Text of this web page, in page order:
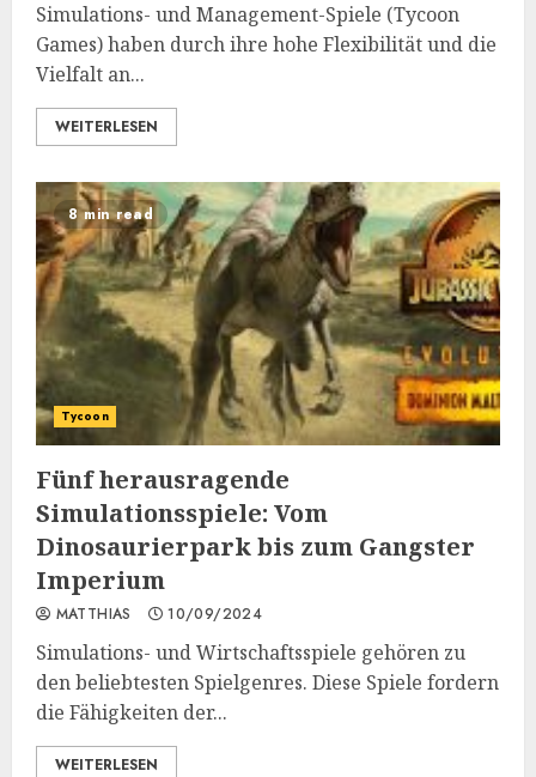
Simulations- und Management-Spiele (Tycoon
Games) haben durch ihre hohe Flexibilität und die
Vielfalt an...
WEITERLESEN
8 min read
Tycoon
Fünf herausragende
Simulationsspiele: Vom
Dinosaurierpark bis zum Gangster
Imperium
MATTHIAS 10/09/2024
Simulations- und Wirtschaftsspiele gehören zu
den beliebtesten Spielgenres. Diese Spiele fordern
die Fähigkeiten der...
WEITERLESEN